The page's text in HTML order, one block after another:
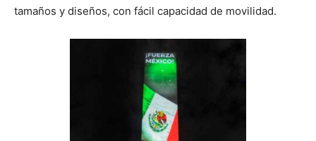
tamaños y diseños, con fácil capacidad de movilidad.